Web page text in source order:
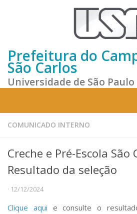
Prefeitura do
São Carlos
Universidade de São Paulo
Home
Sobre a Prefeitura
Gestão atual
Missão e Valores
Divisões e Seções
COMUNICADO INTERNO
Creche e Pré-Escola São
Resultado da seleção
· 12/12/2024
Clique aqui e consulte o